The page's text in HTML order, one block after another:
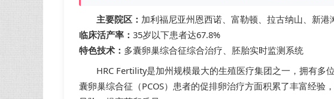
主要院区： 加利福尼亚州恩西诺、富勒顿、拉古纳山、新
临床活产率： 35岁以下患者达67.8%
特色技术： 多囊卵巢综合征综合治疗、胚胎实时监测系统
HRC Fertility是加州规模最大的生殖医疗集团之一，拥有多
囊卵巢综合征（PCOS）患者的促排卵治疗方面积累了丰富经验